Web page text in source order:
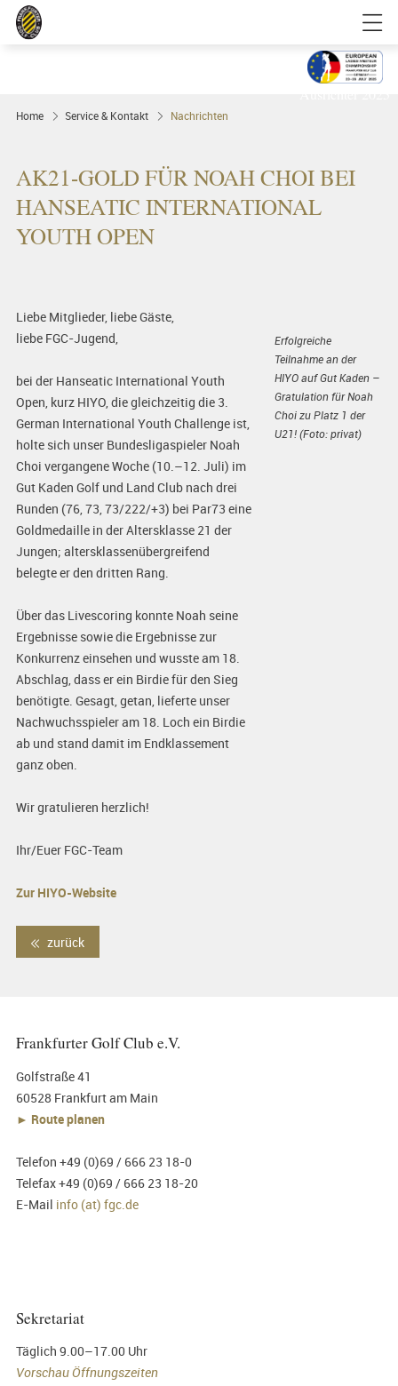
Home Service & Kontakt Nachrichten
AK21-GOLD FÜR NOAH CHOI BEI
HANSEATIC INTERNATIONAL
YOUTH OPEN
Liebe Mitglieder, liebe Gäste,
liebe FGC-Jugend,
bei der Hanseatic International Youth
Open, kurz HIYO, die gleichzeitig die 3.
German International Youth Challenge ist,
holte sich unser Bundesligaspieler Noah
Choi vergangene Woche (10.–12. Juli) im
Gut Kaden Golf und Land Club nach drei
Runden (76, 73, 73/222/+3) bei Par73 eine
Goldmedaille in der Altersklasse 21 der
Jungen; altersklassenübergreifend
belegte er den dritten Rang.
Über das Livescoring konnte Noah seine
Ergebnisse sowie die Ergebnisse zur
Konkurrenz einsehen und wusste am 18.
Abschlag, dass er ein Birdie für den Sieg
benötigte. Gesagt, getan, lieferte unser
Nachwuchsspieler am 18. Loch ein Birdie
ab und stand damit im Endklassement
ganz oben.
Wir gratulieren herzlich!
Ihr/Euer FGC-Team
Zur HIYO-Website
Erfolgreiche
Teilnahme an der
HIYO auf Gut Kaden –
Gratulation für Noah
Choi zu Platz 1 der
U21! (Foto: privat)
zurück
Frankfurter Golf Club e.V.
Golfstraße 41
60528 Frankfurt am Main
► Route planen
Telefon +49 (0)69 / 666 23 18-0
Telefax +49 (0)69 / 666 23 18-20
E-Mail info (at) fgc.de
Sekretariat
Täglich 9.00–17.00 Uhr
Vorschau Öffnungszeiten